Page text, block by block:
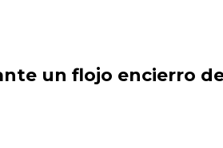
un flojo encierro